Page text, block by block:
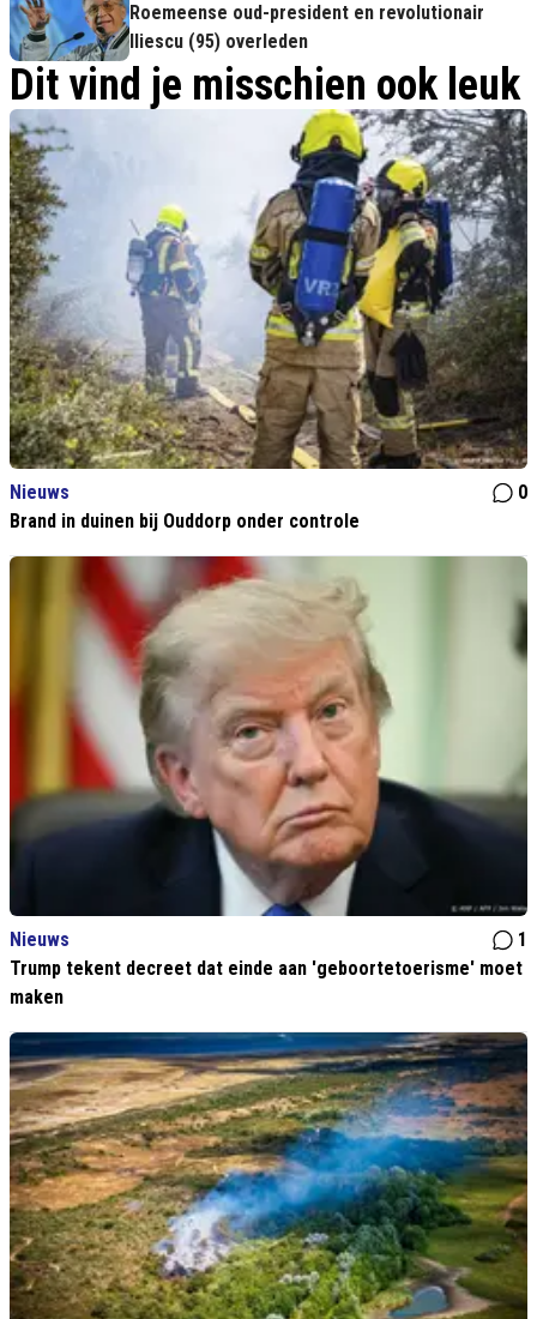
Roemeense oud-president en revolutionair
Iliescu (95) overleden
Dit vind je misschien ook leuk
Nieuws
0
Brand in duinen bij Ouddorp onder controle
Nieuws
1
Trump tekent decreet dat einde aan 'geboortetoerisme' moet
maken